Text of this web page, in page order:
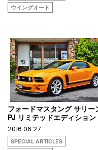
ウイングオート
フォードマスタング サリー
PJ リミテッドエディション
2016.06.27
SPECIAL ARTICLES